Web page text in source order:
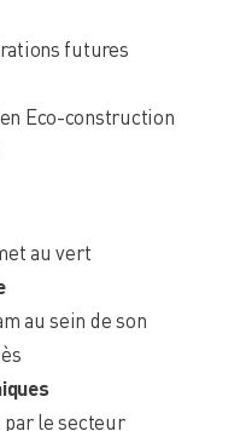
futures
Eco-construction
au vert
au sein de son
par le secteur